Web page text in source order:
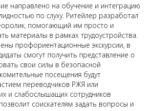
направлено на обучение и интеграцию
по слуху. Ритейлер разработал
помогающий им просто и
материалы в рамках трудоустройства.
профориентационные экскурсии, в
смогут получить представление о
свои силы в безопасной
посещения будут
переводчиков РЖЯ или
и слабослышащих сотрудников
соискателям задать вопросы и